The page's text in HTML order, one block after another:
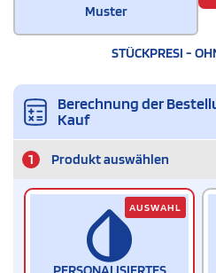
Muster
STÜCKPRESI -
Berechnung der
Kauf
1 Produkt auswählen
AUSWAHL